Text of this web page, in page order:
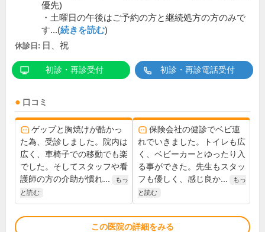
優先)
・土曜日の午後はご予約の方と継続処方の方のみで
す...(続きを読む)
休診日: 日、祝
初診・再診受付 初診・再診電話受付
口コミ
ゲップと胸焼けが酷かっ
た為、受診しました。院内は
広く、車椅子での移動でも楽
でした。そしてスタッフや看
護師の方の介助が慣れ...
もっ
と読む
保険会社の健診でベビ連
れでいきました。トイレも広
く、ベビーカーとゆったり入
る事ができた。先生もスタッ
フも優しく、感じ良か...
もっ
と読む
この医院の詳細をみる